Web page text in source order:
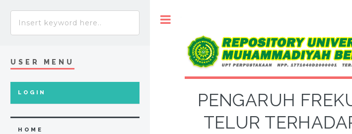
PENGARUH
TELUR
USER MENU
LOGIN
HOME